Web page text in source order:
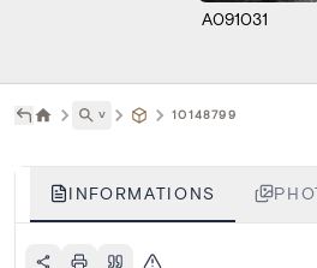
A091031
˅ 10148799
INFORMATIONS